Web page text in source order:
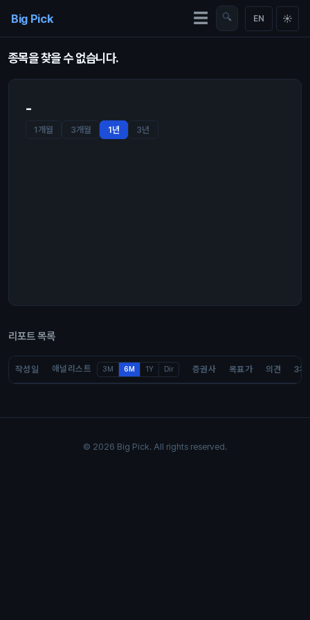
Big Pick ☰ 🔍 EN ☀
종목을 찾을 수 없습니다.
-
1개월 3개월 1년 3년
리포트 목록
작성일 애널리스트 3M 6M 1Y Dir 증권사 목표가 의견 3개
© 2026 Big Pick. All rights reserved.